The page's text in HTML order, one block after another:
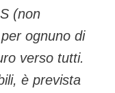
(non
ognuno di
verso tutti.
è prevista